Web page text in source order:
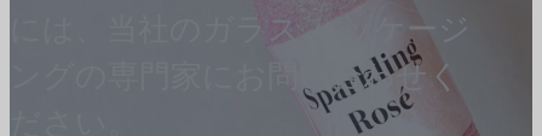
には、当社のガラス パッケージ
ングの専門家にお問い合わせく